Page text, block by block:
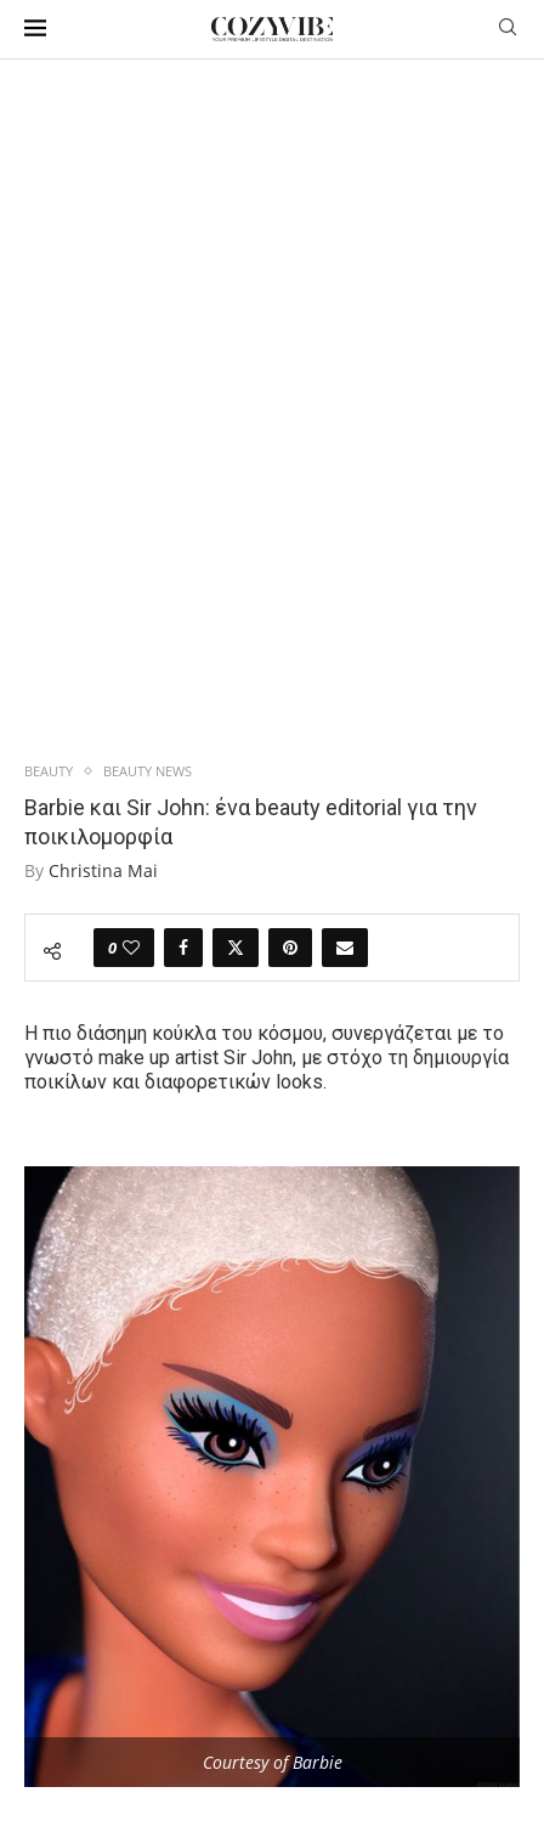
BEAUTY BEAUTY NEWS
Barbie και Sir John: ένα beauty editorial για την
ποικιλομορφία
By Christina Mai
0
Η πιο διάσημη κούκλα του κόσμου, συνεργάζεται με το
γνωστό make up artist Sir John, με στόχο τη δημιουργία
ποικίλων και διαφορετικών looks.
Courtesy of Barbie